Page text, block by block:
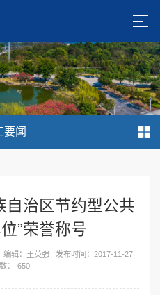
要闻
自治区节约型公共
”荣誉称号
编辑：王英强
发布时间：2017-11-27
：
650